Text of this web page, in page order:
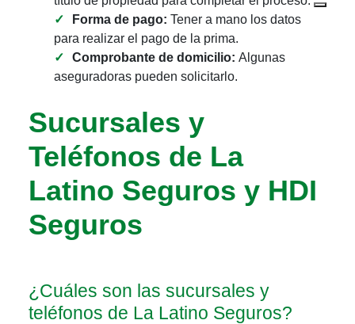
Forma de pago: Tener a mano los datos
para realizar el pago de la prima.
Comprobante de domicilio: Algunas
aseguradoras pueden solicitarlo.
Sucursales y
Teléfonos de La
Latino Seguros y HDI
Seguros
¿Cuáles son las sucursales y
teléfonos de La Latino Seguros?